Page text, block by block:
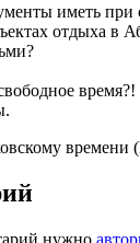
иметь при
отдыха в
время?!
времени